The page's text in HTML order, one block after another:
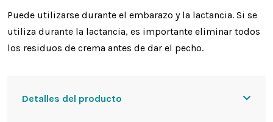
Puede utilizarse durante el embarazo y la lactancia. Si se
utiliza durante la lactancia, es importante eliminar todos
los residuos de crema antes de dar el pecho.
Detalles del producto